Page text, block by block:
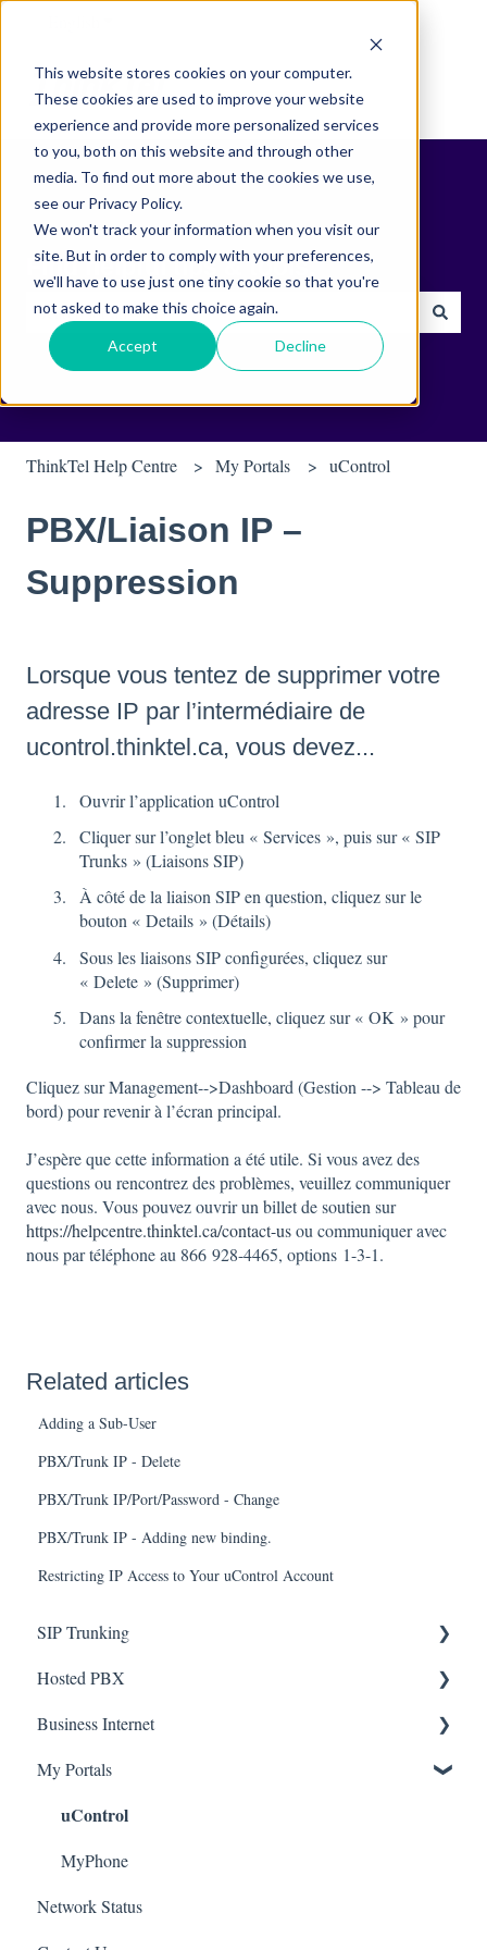
This website stores cookies on your computer.
These cookies are used to improve your website
experience and provide more personalized services
to you, both on this website and through other
media. To find out more about the cookies we use,
see our Privacy Policy.
We won't track your information when you visit our
site. But in order to comply with your preferences,
we'll have to use just one tiny cookie so that you're
not asked to make this choice again.
Accept Decline
Find helpful tips & tools.
There are no suggestions because the search field is empty.
ThinkTel Help Centre My Portals uControl
PBX/Liaison IP –
Suppression
Lorsque vous tentez de supprimer votre
adresse IP par l’intermédiaire de
ucontrol.thinktel.ca, vous devez...
Ouvrir l’application uControl
Cliquer sur l’onglet bleu « Services », puis sur « SIP
Trunks » (Liaisons SIP)
À côté de la liaison SIP en question, cliquez sur le
bouton « Details » (Détails)
Sous les liaisons SIP configurées, cliquez sur
« Delete » (Supprimer)
Dans la fenêtre contextuelle, cliquez sur « OK » pour
confirmer la suppression
Cliquez sur Management-->Dashboard (Gestion --> Tableau de
bord) pour revenir à l’écran principal.
J’espère que cette information a été utile. Si vous avez des
questions ou rencontrez des problèmes, veuillez communiquer
avec nous. Vous pouvez ouvrir un billet de soutien sur
https://helpcentre.thinktel.ca/contact-usou communiquer avec
nous par téléphone au 866 928-4465, options 1-3-1.
Related articles
Adding a Sub-User
PBX/Trunk IP - Delete
PBX/Trunk IP/Port/Password - Change
PBX/Trunk IP - Adding new binding.
Restricting IP Access to Your uControl Account
SIP Trunking
Service Installation
Troubleshooting
Hosted PBX
Service Installation
Troubleshooting
Business Internet
Service Installation
My Portals
uControl
MyPhone
Network Status